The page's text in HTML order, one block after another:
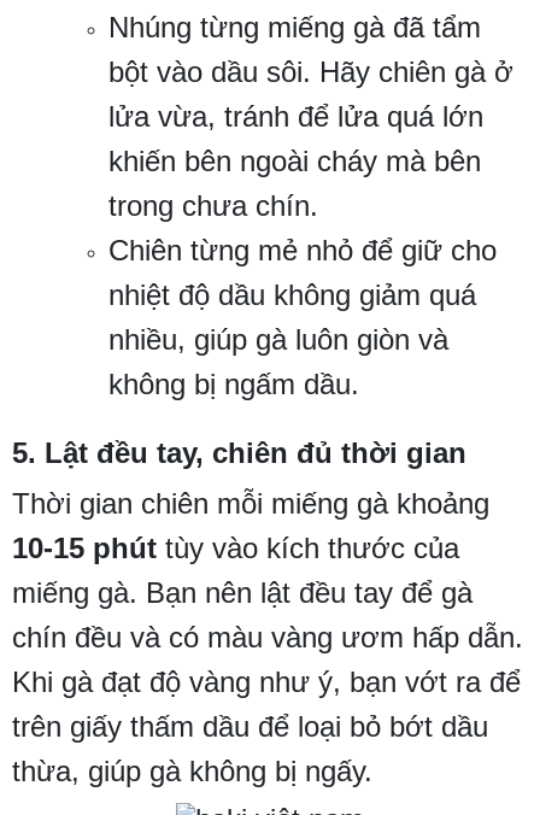
Nhúng từng miếng gà đã tẩm
bột vào dầu sôi. Hãy chiên gà ở
lửa vừa, tránh để lửa quá lớn
khiến bên ngoài cháy mà bên
trong chưa chín.
Chiên từng mẻ nhỏ để giữ cho
nhiệt độ dầu không giảm quá
nhiều, giúp gà luôn giòn và
không bị ngấm dầu.
5. Lật đều tay, chiên đủ thời gian
Thời gian chiên mỗi miếng gà khoảng
10-15 phút tùy vào kích thước của
miếng gà. Bạn nên lật đều tay để gà
chín đều và có màu vàng ươm hấp dẫn.
Khi gà đạt độ vàng như ý, bạn vớt ra để
trên giấy thấm dầu để loại bỏ bớt dầu
thừa, giúp gà không bị ngấy.